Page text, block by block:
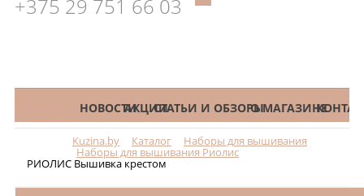
+375 29 751 66 03
КАТАЛОГНОВОСТИАКЦИИСТАТЬИ И ОБЗОРЫО МАГАЗИНЕ
Kuzina.by Каталог Наборы для вышивания
Наборы для вышивания Риолис
РИОЛИС Вышивка крестом